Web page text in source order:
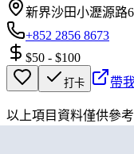
新界沙田小瀝源路
+852 2856 8673
$50 - $100
打卡 帶
以上項目資料僅供參